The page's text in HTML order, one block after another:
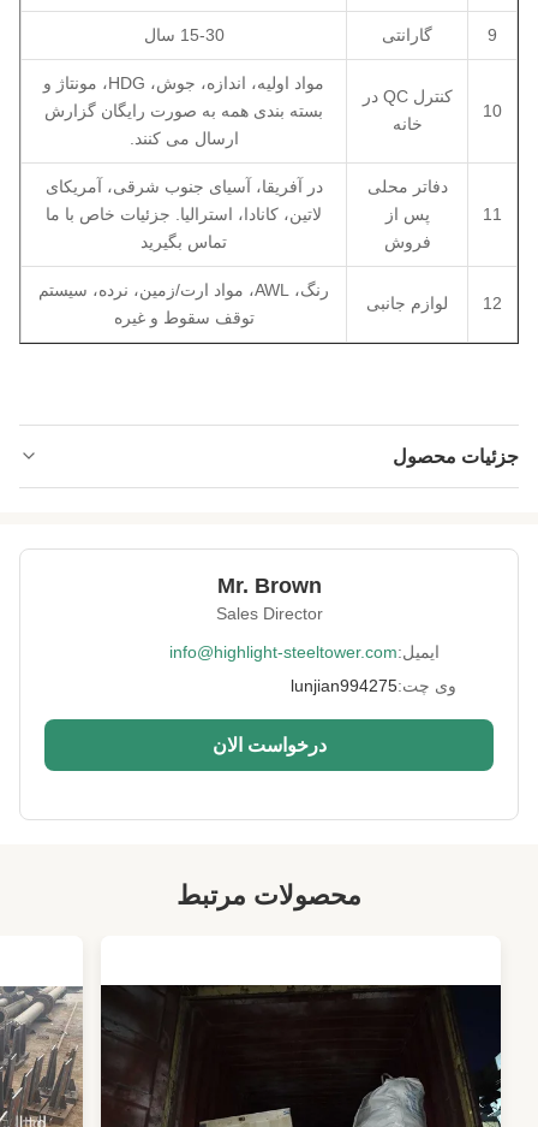
9 گارانتی 15-30 سال
10
کنترل QC در
خانه
مواد اولیه، اندازه، جوش، HDG، مونتاژ و
بسته بندی همه به صورت رایگان گزارش
ارسال می کنند.
11
دفاتر محلی
پس از
فروش
در آفریقا، آسیای جنوب شرقی، آمریکای
لاتین، کانادا، استرالیا. جزئیات خاص با ما
تماس بگیرید
12 لوازم جانبی
رنگ، AWL، مواد ارت/زمین، نرده، سیستم
توقف سقوط و غیره
جزئیات محصول
Material: GB Q235 یا Q355
Equipment:
دستگاه پرس 2400 تنی و دستگاه برش لیزری،
دستگاه والدینگ خودکار
Height: 0-200 متر
Warranty: 15 سال
Port:
کاج
HDG Bark fake pine tree cell tower
Mr. Brown
Sales Director
ایمیل:info@highlight-steeltower.com
وی چت:lunjian994275
درخواست الان
محصولات مرتبط